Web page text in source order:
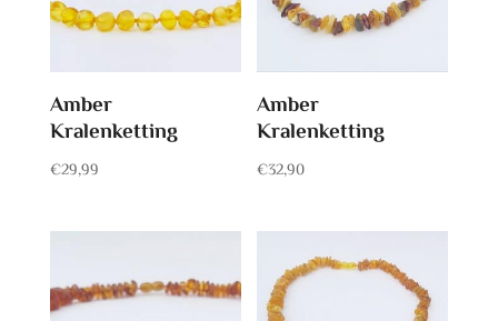
Amber
Kralenketting
€29,99
Amber
Kralenketting
€32,90